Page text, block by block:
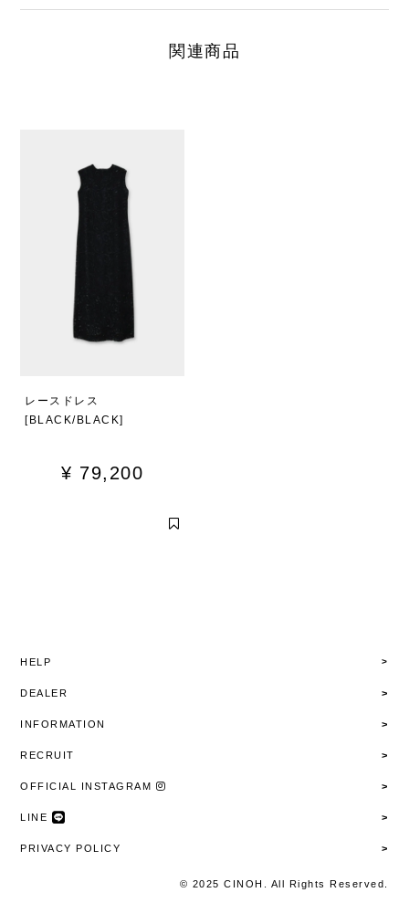
関連商品
レースドレス
[BLACK/BLACK]
¥ 79,200
HELP
DEALER
INFORMATION
RECRUIT
OFFICIAL INSTAGRAM
LINE
PRIVACY POLICY
© 2025 CINOH. All Rights Reserved.